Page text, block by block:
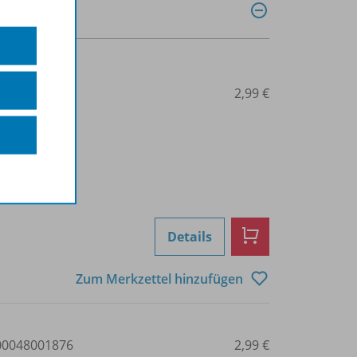
2,99 €
Details
Zum Merkzettel hinzufügen
2,99 €